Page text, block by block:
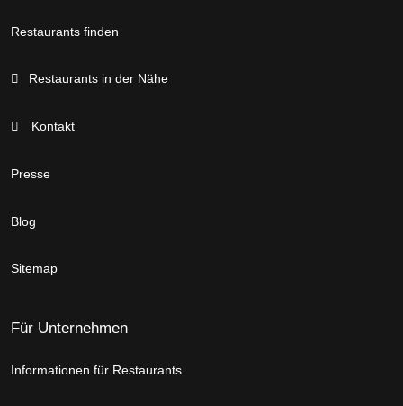
Restaurants finden
Restaurants in der Nähe
Kontakt
Presse
Blog
Sitemap
Für Unternehmen
Informationen für Restaurants